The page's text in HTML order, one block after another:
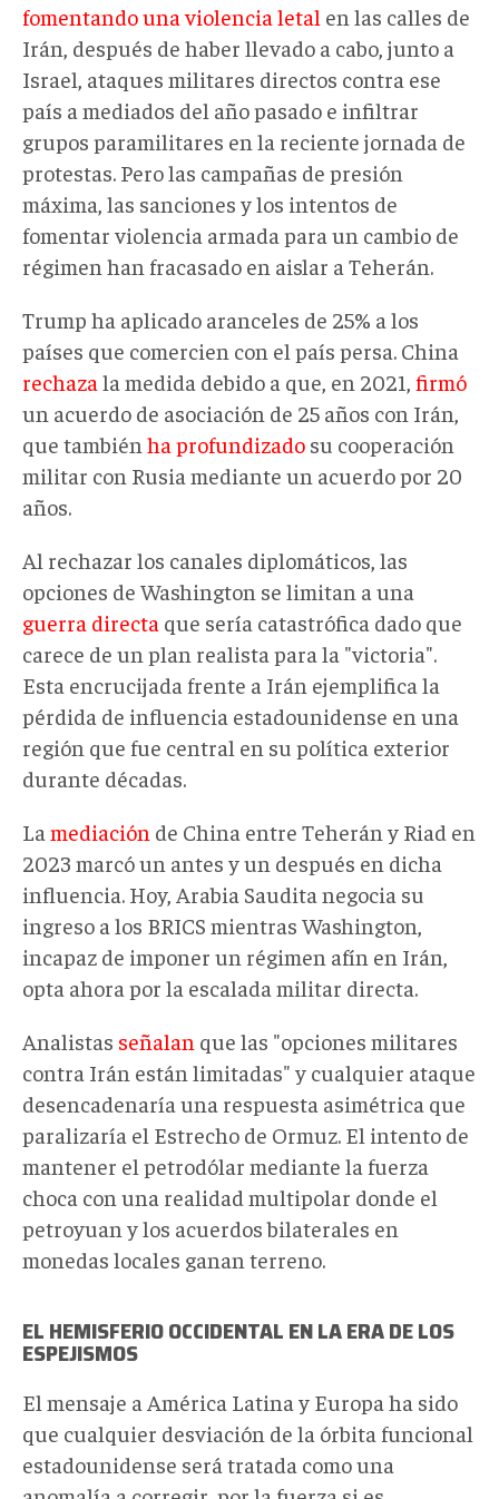
fomentando una violencia letal en las calles de
Irán, después de haber llevado a cabo, junto a
Israel, ataques militares directos contra ese
país a mediados del año pasado e infiltrar
grupos paramilitares en la reciente jornada de
protestas. Pero las campañas de presión
máxima, las sanciones y los intentos de
fomentar violencia armada para un cambio de
régimen han fracasado en aislar a Teherán.
Trump ha aplicado aranceles de 25% a los
países que comercien con el país persa. China
rechaza la medida debido a que, en 2021, firmó
un acuerdo de asociación de 25 años con Irán,
que también ha profundizado su cooperación
militar con Rusia mediante un acuerdo por 20
años.
Al rechazar los canales diplomáticos, las
opciones de Washington se limitan a una
guerra directa que sería catastrófica dado que
carece de un plan realista para la "victoria".
Esta encrucijada frente a Irán ejemplifica la
pérdida de influencia estadounidense en una
región que fue central en su política exterior
durante décadas.
La mediación de China entre Teherán y Riad en
2023 marcó un antes y un después en dicha
influencia. Hoy, Arabia Saudita negocia su
ingreso a los BRICS mientras Washington,
incapaz de imponer un régimen afín en Irán,
opta ahora por la escalada militar directa.
Analistas señalan que las "opciones militares
contra Irán están limitadas" y cualquier ataque
desencadenaría una respuesta asimétrica que
paralizaría el Estrecho de Ormuz. El intento de
mantener el petrodólar mediante la fuerza
choca con una realidad multipolar donde el
petroyuan y los acuerdos bilaterales en
monedas locales ganan terreno.
EL HEMISFERIO OCCIDENTAL EN LA ERA DE LOS
ESPEJISMOS
El mensaje a América Latina y Europa ha sido
que cualquier desviación de la órbita funcional
estadounidense será tratada como una